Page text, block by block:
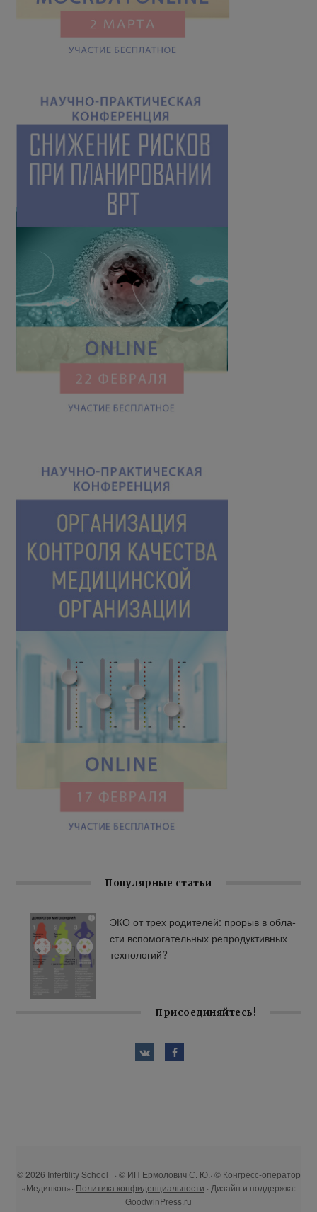
Популярные статьи
ЭКО от трех ро­ди­те­лей: про­рыв в об­ла­
сти вспо­мо­га­тель­ных ре­про­дук­тив­ных
тех­но­ло­гий?
Присоединяйтесь!
© 2026 Infertility School · © ИП Ермолович С. Ю.· © Конгресс-оператор
«Мединкон»· Политика конфиденциальности · Дизайн и поддержка:
GoodwinPress.ru